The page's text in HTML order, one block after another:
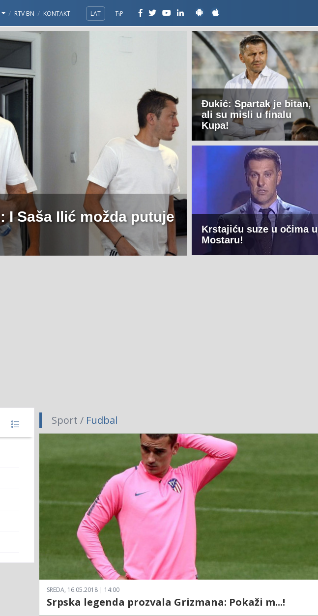
RTV BN KONTAKT LAT ЋР
I Saša Ilić možda putuje
Đukić: Spartak je bitan,
ali su misli u finalu
Kupa!
Krstajiću suze u očima u
Mostaru!
Sport / Fudbal
SREDA, 16.05.2018 | 14:00
Srpska legenda prozvala Grizmana: Pokaži m...!